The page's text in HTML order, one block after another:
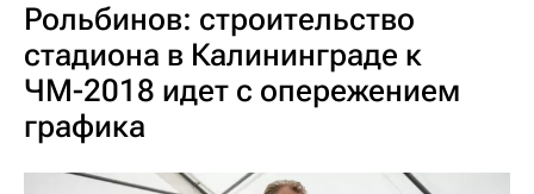
Рольбинов: строительство
стадиона в Калининграде к
ЧМ-2018 идет с опережением
графика